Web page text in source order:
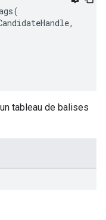
(
,
tableau de balises